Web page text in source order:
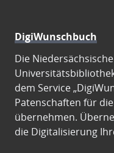
DigiWunschbuch
Die
dem Service
Patenschaften für
übernehmen.
die Digitalisierung